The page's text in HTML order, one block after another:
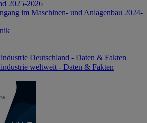
2025-2026
im Maschinen- und Anlagenbau 2024-
Deutschland - Daten & Fakten
weltweit - Daten & Fakten